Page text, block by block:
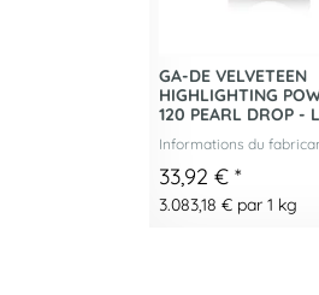
GA-DE VELVETEEN
HIGHLIGHTING
120 PEARL DROP -
Informations du
33,92 € *
3.083,18 € par 1 kg